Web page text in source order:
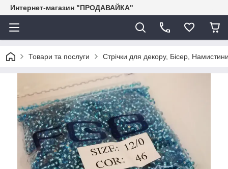
Интернет-магазин "ПРОДАВАЙКА"
Товари та послуги Стрічки для декору, Бісер,